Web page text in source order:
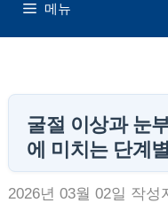
메뉴
굴절 이상과 눈
에 미치는 단계
2026년 03월 02일 작성